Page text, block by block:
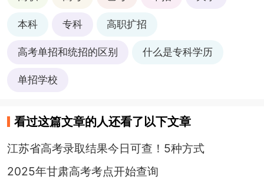
本科 专科 高职扩招
高考单招和统招的区别 什么是专科学历
单招学校
看过这篇文章的人还看了以下文章
江苏省高考录取结果今日可查！5种方式
2025年甘肃高考考点开始查询